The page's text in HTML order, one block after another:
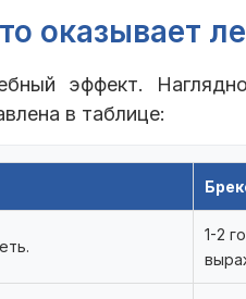
оказывает
эффект.
в таблице:
1-2